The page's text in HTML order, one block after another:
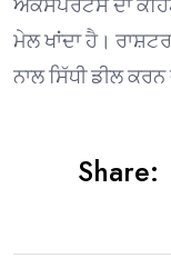
ਐਕਸਪਰਟਸ ਦਾ
ਮੇਲ ਖਾਂਦਾ ਹੈ।
ਨਾਲ ਸਿੱਧੀ ਡੀਲ
Share: